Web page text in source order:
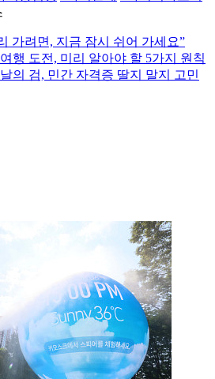
가려면, 지금 잠시 쉬어 가세요”
행 도전, 미리 알아야 할 5가지 원칙
의 검, 민간 자격증 딸지 말지 고민